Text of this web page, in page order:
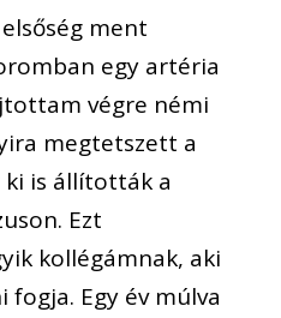
ment
egy artéria
végre némi
megtetszett a
ki is állították a
Ezt
kollégámnak, aki
fogja. Egy év múlva